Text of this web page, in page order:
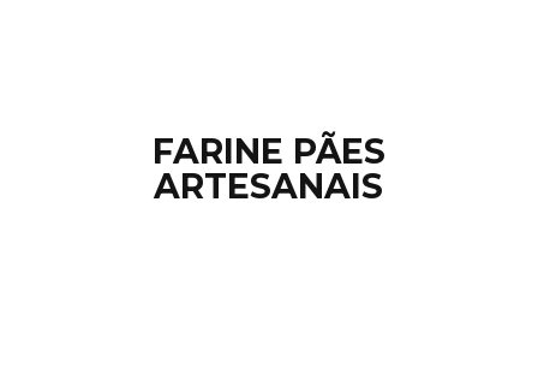
FARINE PÃES
ARTESANAIS